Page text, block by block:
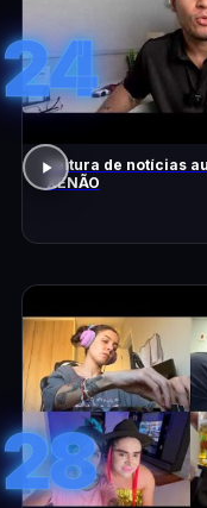
24
Leitura de notícias
XENÃO
28